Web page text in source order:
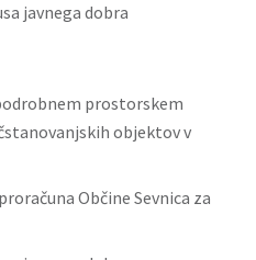
javnega dobra
prostorskem
objektov v
Občine Sevnica za